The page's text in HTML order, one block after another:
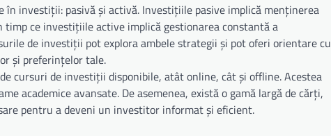
în investiții: pasivă și activă. Investițiile pasive implică menținerea
ce investițiile active implică gestionarea constantă a
de investiții pot explora ambele strategii și pot oferi orientare cu
și preferințelor tale.
cursuri de investiții disponibile, atât online, cât și offline. Acestea
academice avansate. De asemenea, există o gamă largă de cărți,
pentru a deveni un investitor informat și eficient.